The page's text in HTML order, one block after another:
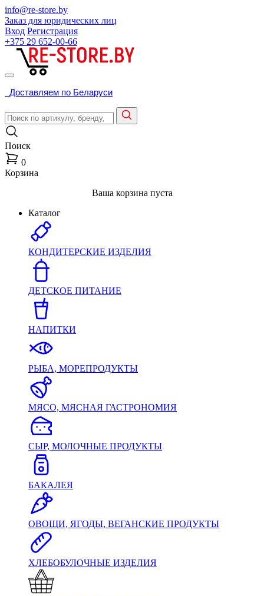
info@re-store.by
Заказ для юридических лиц
Вход Регистрация
+375 29 652-00-66
Доставляем по Беларуси
Поиск
0
Корзина
Ваша корзина пуста
Каталог
КОНДИТЕРСКИЕ ИЗДЕЛИЯ
ДЕТСКОЕ ПИТАНИЕ
НАПИТКИ
РЫБА, МОРЕПРОДУКТЫ
МЯСО, МЯСНАЯ ГАСТРОНОМИЯ
СЫР, МОЛОЧНЫЕ ПРОДУКТЫ
БАКАЛЕЯ
ОВОЩИ, ЯГОДЫ, ВЕГАНСКИЕ ПРОДУКТЫ
ХЛЕБОБУЛОЧНЫЕ ИЗДЕЛИЯ